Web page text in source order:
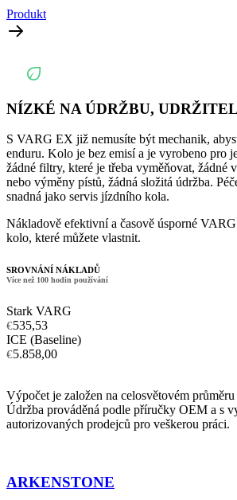
Produkt
NÍZKÉ NA ÚDRŽBU,
S VARG EX již nemusíte být mechanik,
enduru. Kolo je bez emisí a je vyrobeno pro
žádné filtry, které je třeba vyměňovat, žádné
nebo výměny pístů, žádná složitá údržba.
snadná jako servis jízdního kola.
Nákladově efektivní a časově úsporné
kolo, které můžete vlastnit.
SROVNÁNÍ NÁKLADŮ
Více než 100 hodin používání
Stark VARG
€535,53
ICE (Baseline)
€5.858,00
Výpočet je založen na celosvětovém
Údržba prováděná podle příručky OEM a s
autorizovaných prodejců pro veškerou práci.
ARKENSTONE